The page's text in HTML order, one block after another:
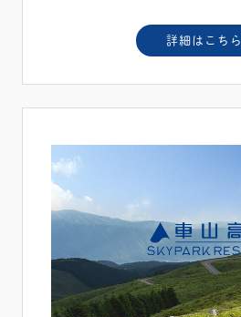
詳細はこちら